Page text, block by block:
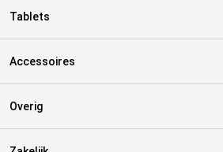
Tablets
Accessoires
Overig